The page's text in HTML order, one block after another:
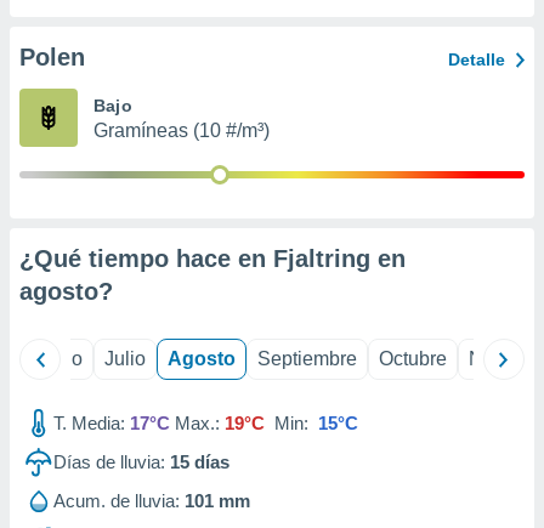
e
mediante
de
1199
Polen Detalle
Bajo
Gramíneas (10 #/m³)
¿Qué tiempo hace en Fjaltring en
agosto?
Junio Julio Agosto Septiembre Octubre
T. Media: 17°C Max.: 19°C Min: 15°C
Días de lluvia: 15 días
Acum. de lluvia: 101 mm